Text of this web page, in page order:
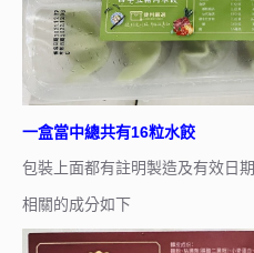
一盒當中總共有16粒水餃
包裝上面都有註明製造及有效日期
相關的成分如下